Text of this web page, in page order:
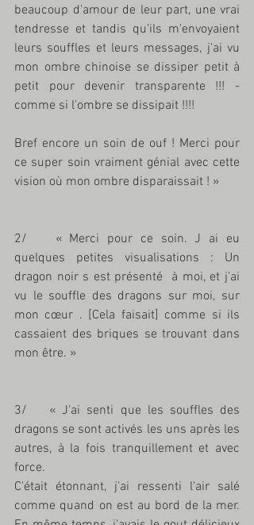
beaucoup d'amour de leur part, une vrai
tendresse et tandis qu'ils m'envoyaient
leurs souffles et leurs messages, j'ai vu
mon ombre chinoise se dissiper petit à
petit pour devenir transparente !!! -
comme si l'ombre se dissipait !!!!
Bref encore un soin de ouf ! Merci pour
ce super soin vraiment génial avec cette
vision où mon ombre disparaissait ! »
2/ 	« Merci pour ce soin. J ai eu
quelques petites visualisations : Un
dragon noir s est présenté  à moi, et j’ai
vu le souffle des dragons sur moi, sur
mon cœur . [Cela faisait] comme si ils
cassaient des briques se trouvant dans
mon être. »
3/	« J'ai senti que les souffles des
dragons se sont activés les uns après les
autres, à la fois tranquillement et avec
force.
C'était étonnant, j'ai ressenti l'air salé
comme quand on est au bord de la mer.